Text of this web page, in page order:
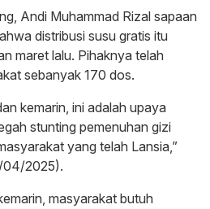
Andi Muhammad Rizal sapaan
distribusi susu gratis itu
maret lalu. Pihaknya telah
sebanyak 170 dos.
kemarin, ini adalah upaya
stunting pemenuhan gizi
yang telah Lansia,”
04/2025).
masyarakat butuh